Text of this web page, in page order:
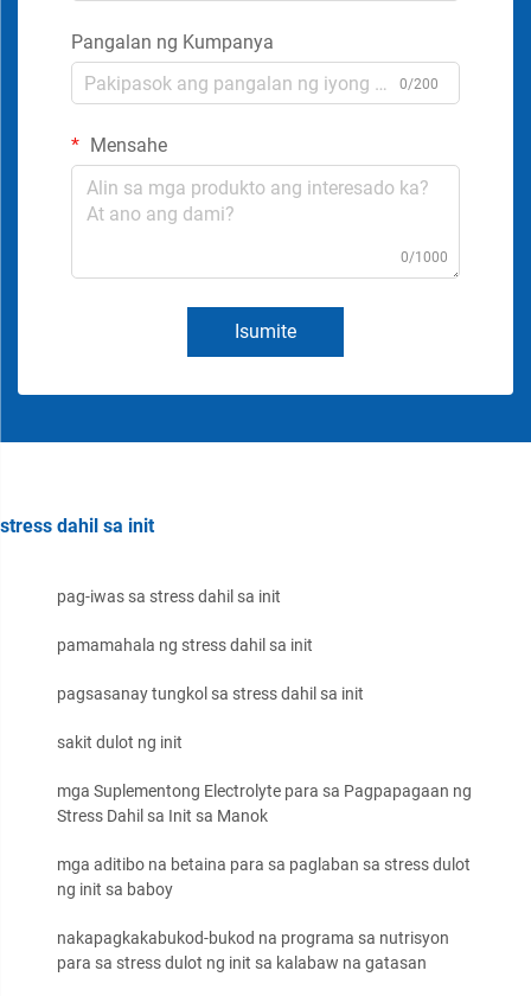
Pangalan ng Kumpanya
0/200
Mensahe
0/1000
Isumite
stress dahil sa init
pag-iwas sa stress dahil sa init
pamamahala ng stress dahil sa init
pagsasanay tungkol sa stress dahil sa init
sakit dulot ng init
mga Suplementong Electrolyte para sa Pagpapagaan ng
Stress Dahil sa Init sa Manok
mga aditibo na betaina para sa paglaban sa stress dulot
ng init sa baboy
nakapagkakabukod-bukod na programa sa nutrisyon
para sa stress dulot ng init sa kalabaw na gatasan